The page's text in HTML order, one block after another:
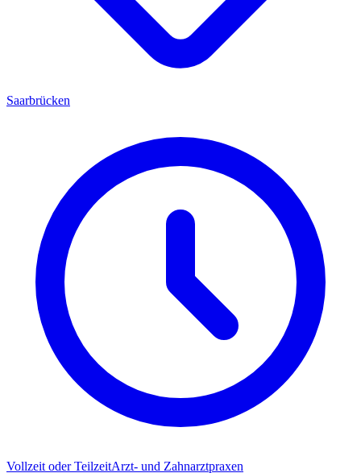
Saarbrücken
Vollzeit oder TeilzeitArzt- und Zahnarztpraxen